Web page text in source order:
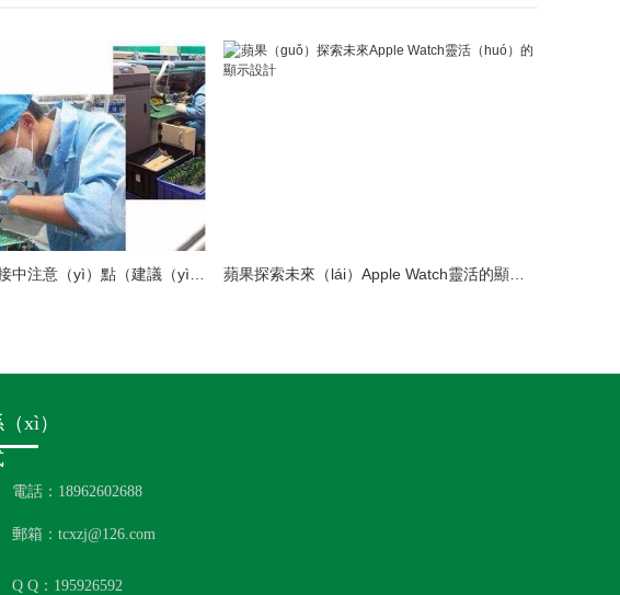
LED模組維修焊接中注意（yì）點（建議（yì）收藏） 蘋果探索未來（lái）Apple Watch靈活的顯示（shì）設（shè）計
xì）
電話：18962602688
郵箱：tcxzj@126.com
Q Q：195926592